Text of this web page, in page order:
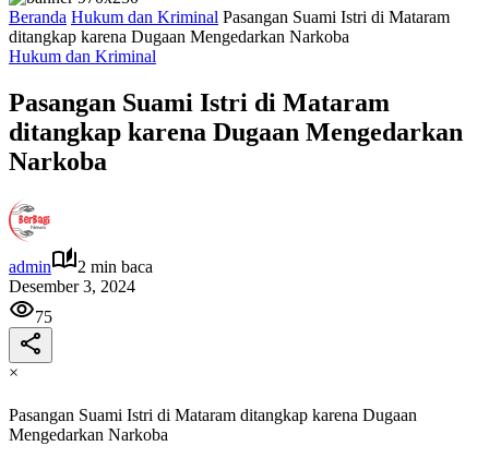
Beranda Hukum dan Kriminal Pasangan Suami Istri di Mataram
ditangkap karena Dugaan Mengedarkan Narkoba
Hukum dan Kriminal
Pasangan Suami Istri di Mataram
ditangkap karena Dugaan Mengedarkan
Narkoba
admin
2 min baca
Desember 3, 2024
75
×
Pasangan Suami Istri di Mataram ditangkap karena Dugaan
Mengedarkan Narkoba